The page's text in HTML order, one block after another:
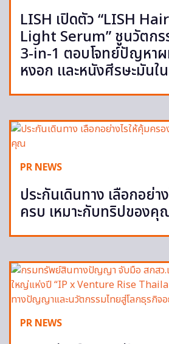
LISH เปิดตัว “LISH
Light Serum” ชูนวัตก
3-in-1 ตอบโจทย์ปัญหา
หงอก และหนังศีรษะมันใ
PR NEWS
ประกันเดินทาง เลือกอย่า
ครบ เหมาะกับทริปของคุ
PR NEWS